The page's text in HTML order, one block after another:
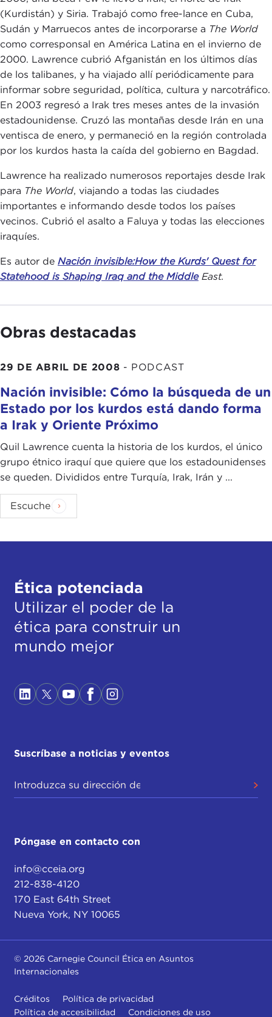
(Kurdistán) y Siria. Trabajó como free-lance en Cuba,
Sudán y Marruecos antes de incorporarse a The World
como corresponsal en América Latina en el invierno de
2000. Lawrence cubrió Afganistán en los últimos días
de los talibanes, y ha viajado allí periódicamente para
informar sobre seguridad, política, cultura y narcotráfico.
En 2003 regresó a Irak tres meses antes de la invasión
estadounidense. Cruzó las montañas desde Irán en una
ventisca de enero, y permaneció en la región controlada
por los kurdos hasta la caída del gobierno en Bagdad.
Lawrence ha realizado numerosos reportajes desde Irak
para The World, viajando a todas las ciudades
importantes e informando desde todos los países
vecinos. Cubrió el asalto a Faluya y todas las elecciones
iraquíes.
Es autor de Nación invisible:How the Kurds' Quest for
Statehood is Shaping Iraq and the MiddleEast.
Obras destacadas
29 DE ABRIL DE 2008 - PODCAST
Nación invisible: Cómo la búsqueda de un
Estado por los kurdos está dando forma
a Irak y Oriente Próximo
Quil Lawrence cuenta la historia de los kurdos, el único
grupo étnico iraquí que quiere que los estadounidenses
se queden. Divididos entre Turquía, Irak, Irán y ...
Escuche
Ética potenciada
Utilizar el poder de la
ética para construir un
mundo mejor
Suscríbase a noticias y eventos
Póngase en contacto con
info@cceia.org
212-838-4120
170 East 64th Street
Nueva York, NY 10065
© 2026 Carnegie Council Ética en Asuntos
Internacionales
Créditos
Política de privacidad
Política de accesibilidad
Condiciones de uso